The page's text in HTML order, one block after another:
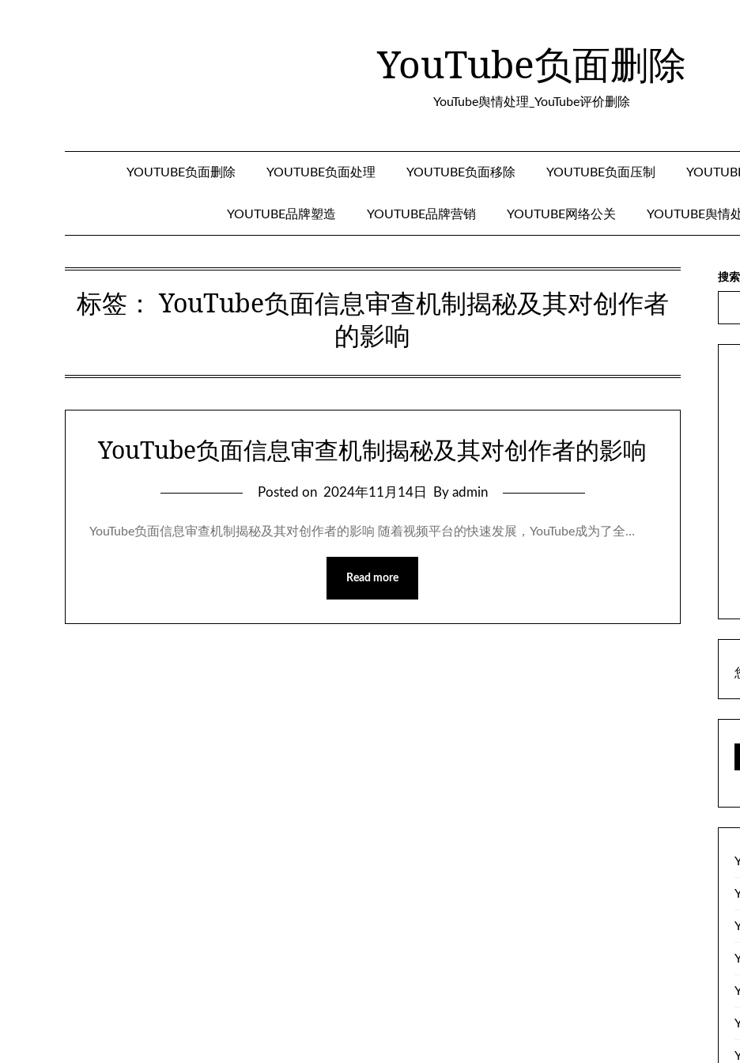
YouTube负面删除
YouTube舆情处理_YouTube评价删除
YOUTUBE负面删除 YOUTUBE负面处理 YOUTUBE负面移除 YOUTUBE负面压制
YOUTUBE品牌塑造 YOUTUBE品牌营销 YOUTUBE网络公关 YOUTUBE舆情
标签：YouTube负面信息审查机制揭秘及其对创作者
的影响
YouTube负面信息审查机制揭秘及其对创作者的影响
Posted on 2024年11月14日 By admin
YouTube负面信息审查机制揭秘及其对创作者的影响 随着视频平台的快速发展，YouTube成为了全…
Read more
搜索